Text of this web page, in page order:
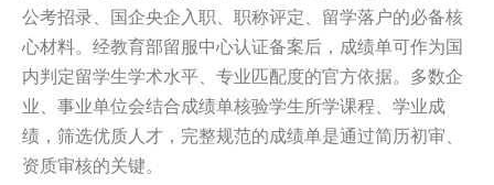
公考招录、国企央企入职、职称评定、留学落户的必备核
心材料。经教育部留服中心认证备案后，成绩单可作为国
内判定留学生学术水平、专业匹配度的官方依据。多数企
业、事业单位会结合成绩单核验学生所学课程、学业成
绩，筛选优质人才，完整规范的成绩单是通过简历初审、
资质审核的关键。